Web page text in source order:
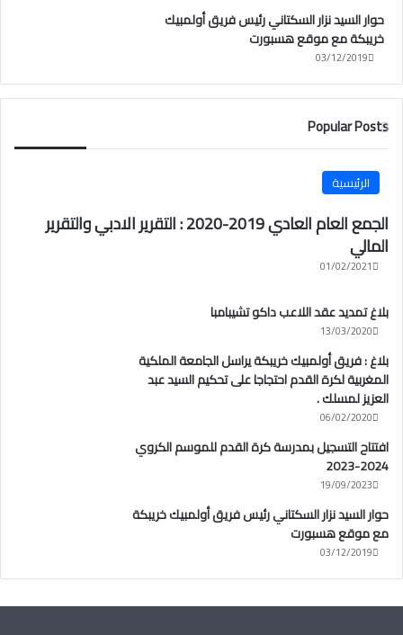
حوار السيد نزار السكتاني رئيس فريق أولمبيك
خريبكة مع موقع هسبورت
03/12/2019
Popular Posts
الرئيسية
الجمع العام العادي 2019-2020 : التقرير الادبي والتقرير
المالي
01/02/2021
بلاغ تمديد عقد اللاعب داكو تشيبامبا
13/03/2020
بلاغ : فريق أولمبيك خريبكة يراسل الجامعة الملكية
المغربية لكرة القدم احتجاجا على تحكيم السيد عبد
العزيز لمسلك .
06/02/2020
افتتاح التسجيل بمدرسة كرة القدم للموسم الكروي
2024-2023
19/09/2023
حوار السيد نزار السكتاني رئيس فريق أولمبيك خريبكة
مع موقع هسبورت
03/12/2019